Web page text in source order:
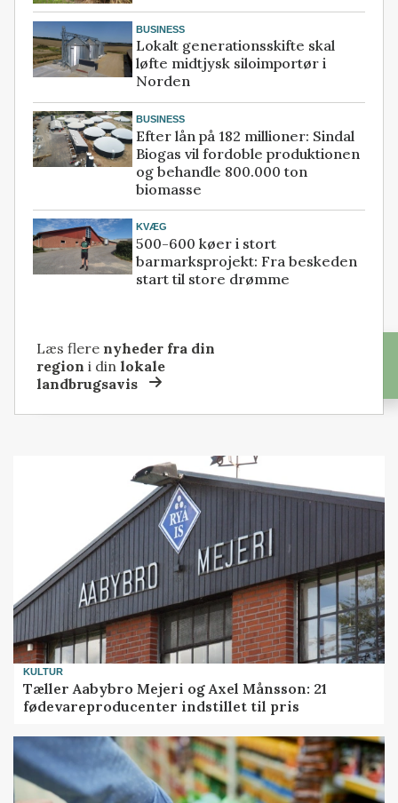
BUSINESS
Lokalt generationsskifte skal
løfte midtjysk siloimportør i
Norden
BUSINESS
Efter lån på 182 millioner: Sindal
Biogas vil fordoble produktionen
og behandle 800.000 ton
biomasse
KVÆG
500-600 køer i stort
barmarksprojekt: Fra beskeden
start til store drømme
Læs flerenyheder fra din
regioni dinlokale
KULTUR
fødevareproducenter indstillet til pris